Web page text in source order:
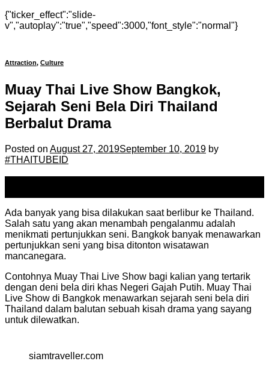
{"ticker_effect":"slide-
v","autoplay":"true","speed":3000,"font_style":"normal"}
Attraction, Culture
Muay Thai Live Show Bangkok,
Sejarah Seni Bela Diri Thailand
Berbalut Drama
Posted on August 27, 2019September 10, 2019 by
#THAITUBEID
Ada banyak yang bisa dilakukan saat berlibur ke Thailand.
Salah satu yang akan menambah pengalanmu adalah
menikmati pertunjukkan seni. Bangkok banyak menawarkan
pertunjukkan seni yang bisa ditonton wisatawan
mancanegara.
Contohnya Muay Thai Live Show bagi kalian yang tertarik
dengan deni bela diri khas Negeri Gajah Putih. Muay Thai
Live Show di Bangkok menawarkan sejarah seni bela diri
Thailand dalam balutan sebuah kisah drama yang sayang
untuk dilewatkan.
siamtraveller.com